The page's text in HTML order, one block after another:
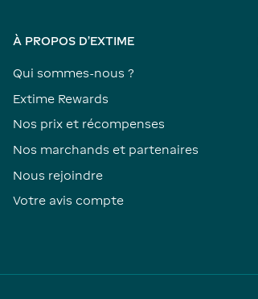
À PROPOS D'EXTIME
Qui sommes-nous ?
Extime Rewards
Nos prix et récompenses
Nos marchands et partenaires
Nous rejoindre
Votre avis compte